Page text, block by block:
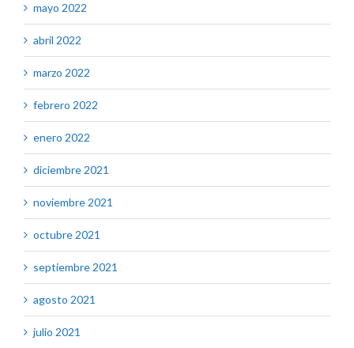
mayo 2022
abril 2022
marzo 2022
febrero 2022
enero 2022
diciembre 2021
noviembre 2021
octubre 2021
septiembre 2021
agosto 2021
julio 2021